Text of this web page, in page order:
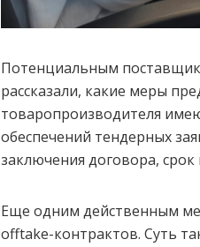
Потенциальным
рассказали, какие меры
товаропроизводителя
обеспечений тендерных
заключения договора, срок
Еще одним действенным
offtake-контрактов. Суть